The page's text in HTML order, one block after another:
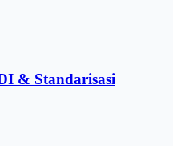
& Standarisasi